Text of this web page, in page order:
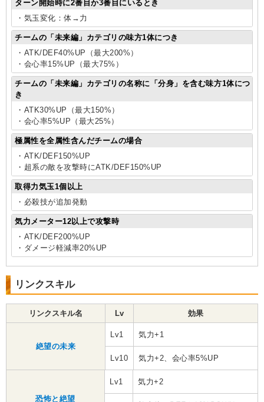
ターン開始時に2番目か3番目にいるとき
・気玉変化：体→力
チームの「未来編」カテゴリの味方1体につき
・ATK/DEF40%UP（最大200%）
・会心率15%UP（最大75%）
チームの「未来編」カテゴリの名称に「分身」を含む味方1体につ
き
・ATK30%UP（最大150%）
・会心率5%UP（最大25%）
極属性を全属性含んだチームの場合
・ATK/DEF150%UP
・超系の敵を攻撃時にATK/DEF150%UP
取得力気玉1個以上
・必殺技が追加発動
気力メーター12以上で攻撃時
・ATK/DEF200%UP
・ダメージ軽減率20%UP
リンクスキル
リンクスキル名 Lv 効果
絶望の未来
Lv1 気力+1
Lv10 気力+2、会心率5%UP
恐怖と絶望
Lv1 気力+2